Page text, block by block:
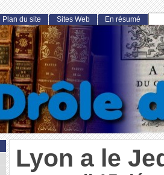
Lyon a le
Plan du site Sites Web En résumé